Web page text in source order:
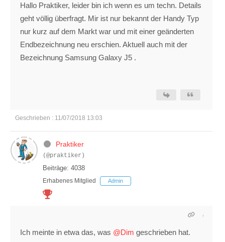
Hallo Praktiker, leider bin ich wenn es um techn. Details
geht völlig überfragt. Mir ist nur bekannt der Handy Typ
nur kurz auf dem Markt war und mit einer geänderten
Endbezeichnung neu erschien. Aktuell auch mit der
Bezeichnung Samsung Galaxy J5 .
Geschrieben : 11/07/2018 13:03
Praktiker
(@praktiker)
Beiträge: 4038
Erhabenes Mitglied Admin
Ich meinte in etwa das, was @Dim geschrieben hat.